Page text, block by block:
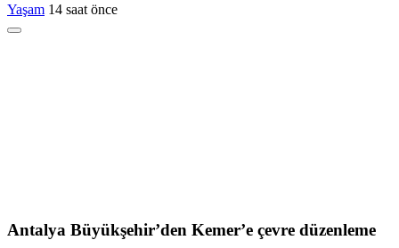
Yaşam 14 saat önce
Antalya Büyükşehir’den Kemer’e çevre düzenleme